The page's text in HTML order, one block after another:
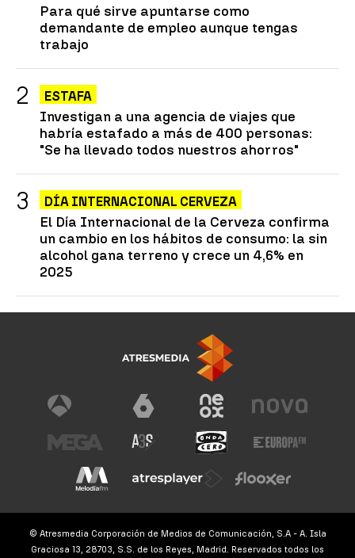
Para qué sirve apuntarse como
demandante de empleo aunque tengas
trabajo
ESTAFA
Investigan a una agencia de viajes que
habría estafado a más de 400 personas:
"Se ha llevado todos nuestros ahorros"
DÍA INTERNACIONAL CERVEZA
El Día Internacional de la Cerveza confirma
un cambio en los hábitos de consumo: la sin
alcohol gana terreno y crece un 4,6% en
2025
© Atresmedia Corporación de Medios de Comunicación, S.A - A. Isla
Graciosa 13, 28703, S.S. de los Reyes, Madrid. Reservados todos los